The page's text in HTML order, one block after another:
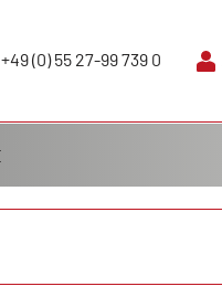
+49 (0) 55 27-99 739 0